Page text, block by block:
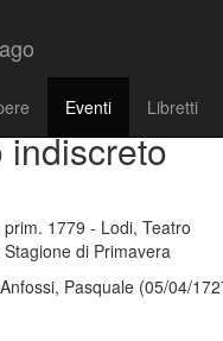
Eventi Libretti
indiscreto
prim. 1779 - Lodi, Teatro
Stagione di Primavera
Anfossi, Pasquale (05/04/